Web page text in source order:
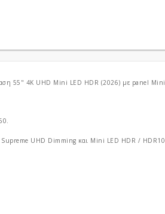
55" 4K UHD Mini LED HDR (2026) με panel
UHD Dimming και Mini LED HDR /